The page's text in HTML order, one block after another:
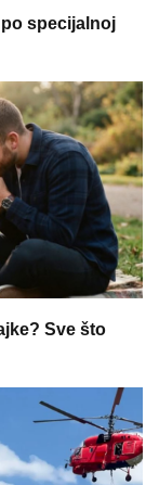
specijalnoj
Sve što